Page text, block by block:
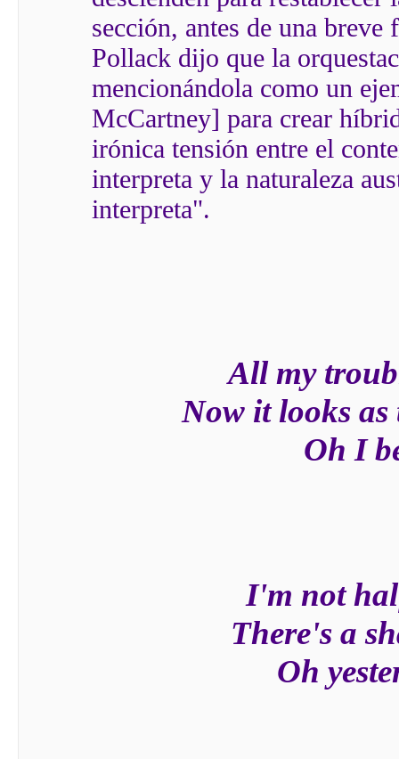
sección, antes de una breve
Pollack dijo que la
mencionándola como un
McCartney] para crear
irónica tensión entre el
interpreta y la naturaleza
interpreta".
All my
Now it looks as
Oh I
I'm not
There's a
Oh